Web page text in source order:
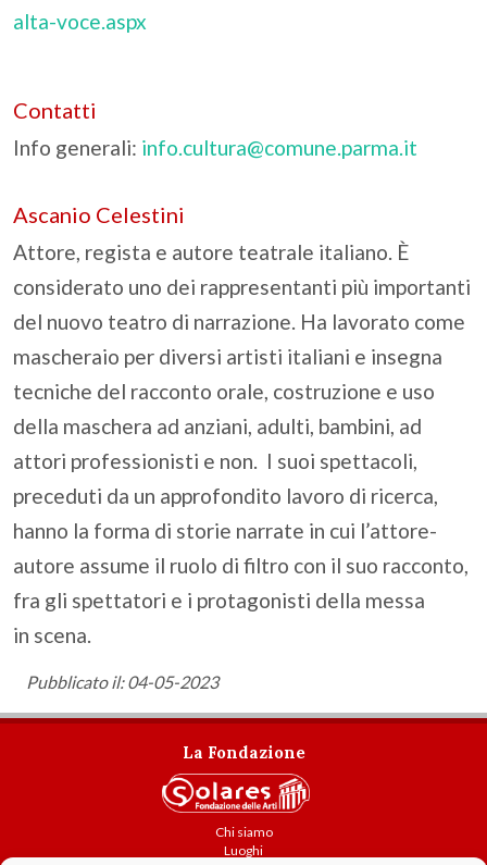
alta-voce.aspx
Contatti
Info generali: info.cultura@comune.parma.it
Ascanio Celestini
Attore, regista e autore teatrale italiano. È
considerato uno dei rappresentanti più importanti
del nuovo teatro di narrazione. Ha lavorato come
mascheraio per diversi artisti italiani e insegna
tecniche del racconto orale, costruzione e uso
della maschera ad anziani, adulti, bambini, ad
attori professionisti e non. I suoi spettacoli,
preceduti da un approfondito lavoro di ricerca,
hanno la forma di storie narrate in cui l’attore-
autore assume il ruolo di filtro con il suo racconto,
fra gli spettatori e i protagonisti della messa
in scena.
Pubblicato il: 04-05-2023
La Fondazione
Chi siamo
Luoghi